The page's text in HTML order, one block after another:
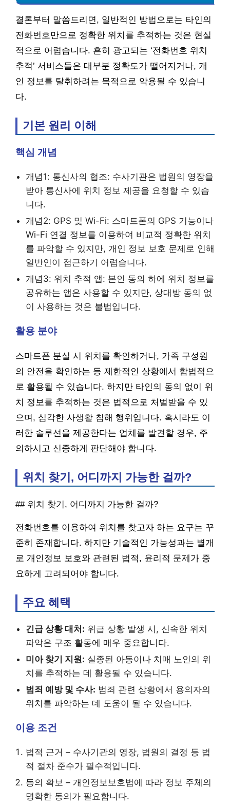
결론부터 말씀드리면, 일반적인 방법으로는 타인의
전화번호만으로 정확한 위치를 추적하는 것은 현실
적으로 어렵습니다. 흔히 광고되는 ‘전화번호 위치
추적’ 서비스들은 대부분 정확도가 떨어지거나, 개
인 정보를 탈취하려는 목적으로 악용될 수 있습니
다.
기본 원리 이해
핵심 개념
개념1: 통신사의 협조: 수사기관은 법원의 영장을
받아 통신사에 위치 정보 제공을 요청할 수 있습
니다.
개념2: GPS 및 Wi-Fi: 스마트폰의 GPS 기능이나
Wi-Fi 연결 정보를 이용하여 비교적 정확한 위치
를 파악할 수 있지만, 개인 정보 보호 문제로 인해
일반인이 접근하기 어렵습니다.
개념3: 위치 추적 앱: 본인 동의 하에 위치 정보를
공유하는 앱은 사용할 수 있지만, 상대방 동의 없
이 사용하는 것은 불법입니다.
활용 분야
스마트폰 분실 시 위치를 확인하거나, 가족 구성원
의 안전을 확인하는 등 제한적인 상황에서 합법적으
로 활용될 수 있습니다. 하지만 타인의 동의 없이 위
치 정보를 추적하는 것은 법적으로 처벌받을 수 있
으며, 심각한 사생활 침해 행위입니다. 혹시라도 이
러한 솔루션을 제공한다는 업체를 발견할 경우, 주
의하시고 신중하게 판단해야 합니다.
위치 찾기, 어디까지 가능한 걸까?
## 위치 찾기, 어디까지 가능한 걸까?
전화번호를 이용하여 위치를 찾고자 하는 요구는 꾸
준히 존재합니다. 하지만 기술적인 가능성과는 별개
로 개인정보 보호와 관련된 법적, 윤리적 문제가 중
요하게 고려되어야 합니다.
주요 혜택
긴급 상황 대처: 위급 상황 발생 시, 신속한 위치
파악은 구조 활동에 매우 중요합니다.
미아 찾기 지원: 실종된 아동이나 치매 노인의 위
치를 추적하는 데 활용될 수 있습니다.
범죄 예방 및 수사: 범죄 관련 상황에서 용의자의
위치를 파악하는 데 도움이 될 수 있습니다.
이용 조건
법적 근거 – 수사기관의 영장, 법원의 결정 등 법
적 절차 준수가 필수적입니다.
동의 확보 – 개인정보보호법에 따라 정보 주체의
명확한 동의가 필요합니다.